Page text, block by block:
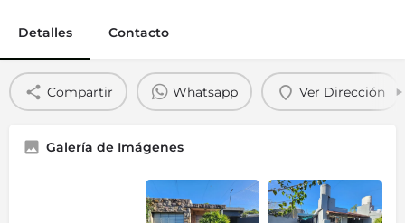
Detalles Contacto
Compartir Whatsapp Ver Dirección
Galería de Imágenes